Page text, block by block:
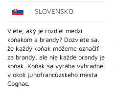
SLOVENSKO
Viete, aký je rozdiel medzi
koňakom a brandy? Dozviete sa,
že každý koňak môžeme označiť
za brandy, ale nie každé brandy je
koňak. Koňak sa vyrába výhradne
v okolí juhofrancúzskeho mesta
Cognac.